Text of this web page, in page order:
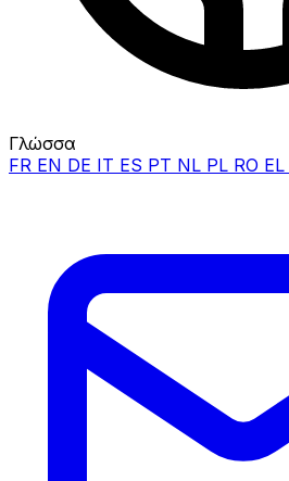
Γλώσσα
FR EN DE IT ES PT NL PL RO EL